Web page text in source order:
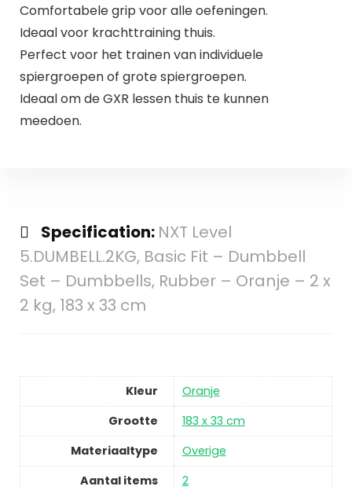
Comfortabele grip voor alle oefeningen.
Ideaal voor krachttraining thuis.
Perfect voor het trainen van individuele
spiergroepen of grote spiergroepen.
Ideaal om de GXR lessen thuis te kunnen
meedoen.
Specification: NXT Level
5.DUMBELL.2KG, Basic Fit – Dumbbell
Set – Dumbbells, Rubber – Oranje – 2 x
2 kg, 183 x 33 cm
Kleur
Oranje
Grootte
183 x 33 cm
Materiaaltype
Overige
Aantal items
2